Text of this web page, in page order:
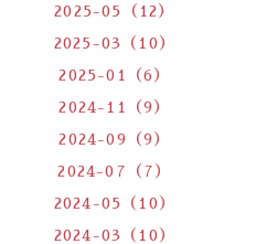
2025-05（12）
2025-03（10）
2025-01（6）
2024-11（9）
2024-09（9）
2024-07（7）
2024-05（10）
2024-03（10）